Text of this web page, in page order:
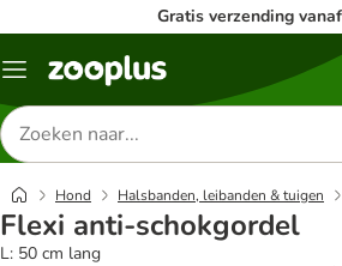
Gratis verzending
Menu
Zoeken
naar
producten
Hond Halsbanden, leibanden & tuigen
Flexi anti-schokgordel
L: 50 cm lang